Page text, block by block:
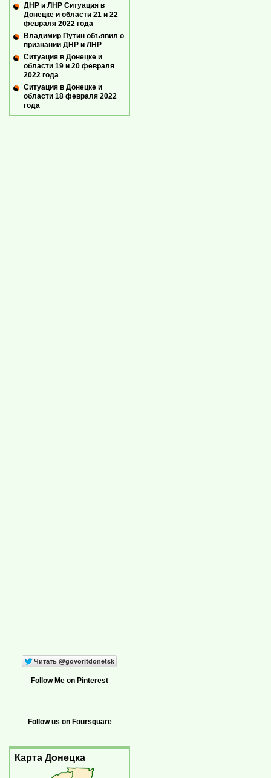
ДНР и ЛНР Ситуация в
Донецке и области 21 и 22
февраля 2022 года
Владимир Путин объявил о
признании ДНР и ЛНР
Ситуация в Донецке и
области 19 и 20 февраля
2022 года
Ситуация в Донецке и
области 18 февраля 2022
года
Follow Me on Pinterest
Follow us on Foursquare
Карта Донецка